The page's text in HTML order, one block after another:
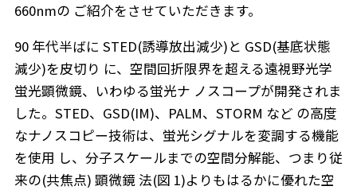
660nmの ご紹介をさせていただきます。
90 年代半ばに STED(誘導放出減少)と GSD(基底状態
減少)を皮切り に、空間回折限界を超える遠視野光学
蛍光顕微鏡、いわゆる蛍光ナ ノスコープが開発されま
した。STED、GSD(IM)、PALM、STORM など の高度
なナノスコピー技術は、蛍光シグナルを変調する機能
を使用 し、分子スケールまでの空間分解能、つまり従
来の(共焦点) 顕微鏡 法(図 1)よりもはるかに優れた空